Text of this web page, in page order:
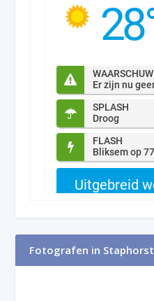
Fotografen in Staphorst